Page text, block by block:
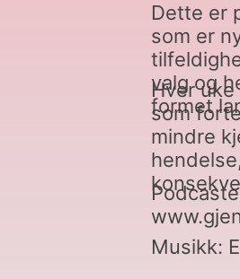
Dette er
som er
valg og
formet
Hver
som
mindre
Musikk: